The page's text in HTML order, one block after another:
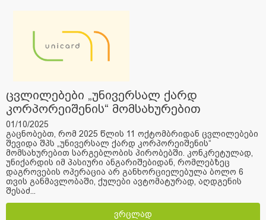
ცვლილებები „უნივერსალ ქარდ
კორპორეიშენის“ მომსახურებით
სარგებლობის პირობებში.
01/10/2025
გაცნობებთ, რომ 2025 წლის 11 ოქტომბრიდან ცვლილებები
შევიდა შპს „უნივერსალ ქარდ კორპორეიშენის“
მომსახურებით სარგებლობის პირობებში. კონკრეტულად,
უნიქარდის იმ პასიური ანგარიშებიდან, რომლებზეც
დაგროვების ოპერაცია არ განხორციელებულა ბოლო 6
თვის განმავლობაში, ქულები ავტომატურად, აღდგენის
შესაძ...
ვრცლად